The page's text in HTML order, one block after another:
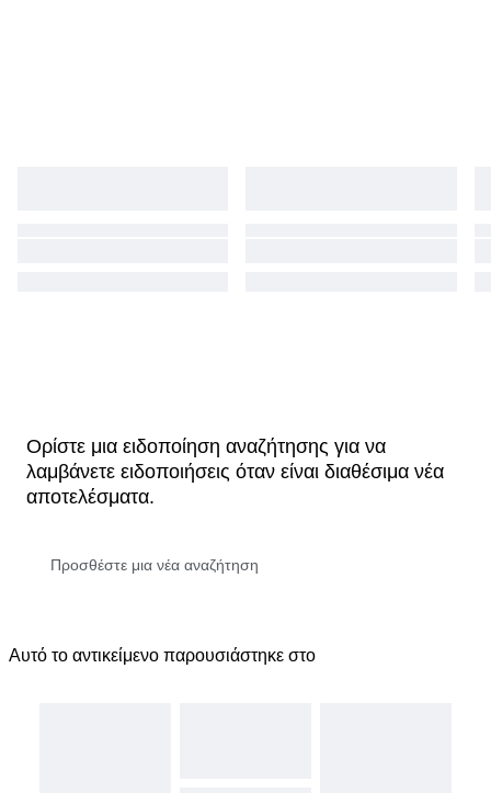
Ορίστε μια ειδοποίηση αναζήτησης για να
λαμβάνετε ειδοποιήσεις όταν είναι διαθέσιμα νέα
αποτελέσματα.
Αυτό το αντικείμενο παρουσιάστηκε στο